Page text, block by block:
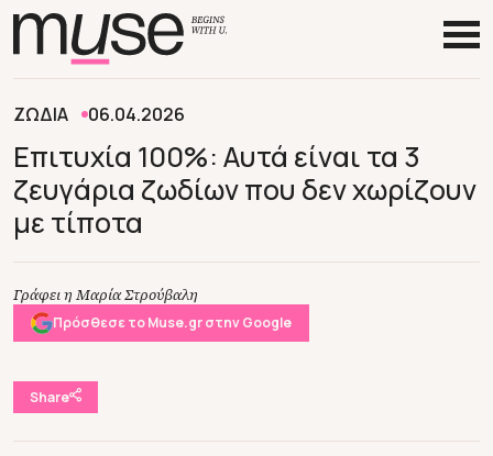
ΖΩΔΙΑ 06.04.2026
Επιτυχία 100%: Αυτά είναι τα 3
ζευγάρια ζωδίων που δεν χωρίζουν
με τίποτα
Γράφει η Μαρία Στρούβαλη
Πρόσθεσε το Muse.gr στην Google
Share